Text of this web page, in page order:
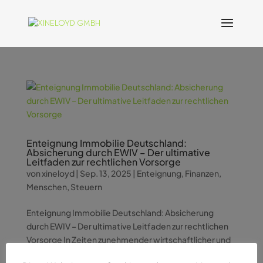
Enteignung Immobilie Deutschland:
Absicherung durch EWIV – Der ultimative
Leitfaden zur rechtlichen Vorsorge
vonxineloyd| Sep. 13, 2025 | Enteignung, Finanzen,
Menschen, Steuern
Enteignung Immobilie Deutschland: Absicherung
durch EWIV – Der ultimative Leitfaden zur rechtlichen
Vorsorge In Zeiten zunehmender wirtschaftlicher und